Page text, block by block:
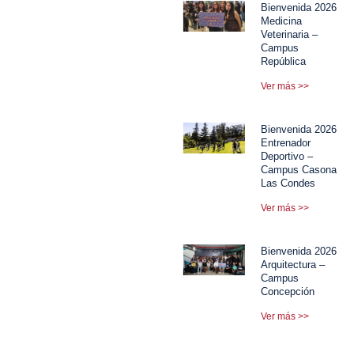
Bienvenida 2026
Medicina
Veterinaria –
Campus
República
Ver más >>
Bienvenida 2026
Entrenador
Deportivo –
Campus Casona
Las Condes
Ver más >>
Bienvenida 2026
Arquitectura –
Campus
Concepción
Ver más >>